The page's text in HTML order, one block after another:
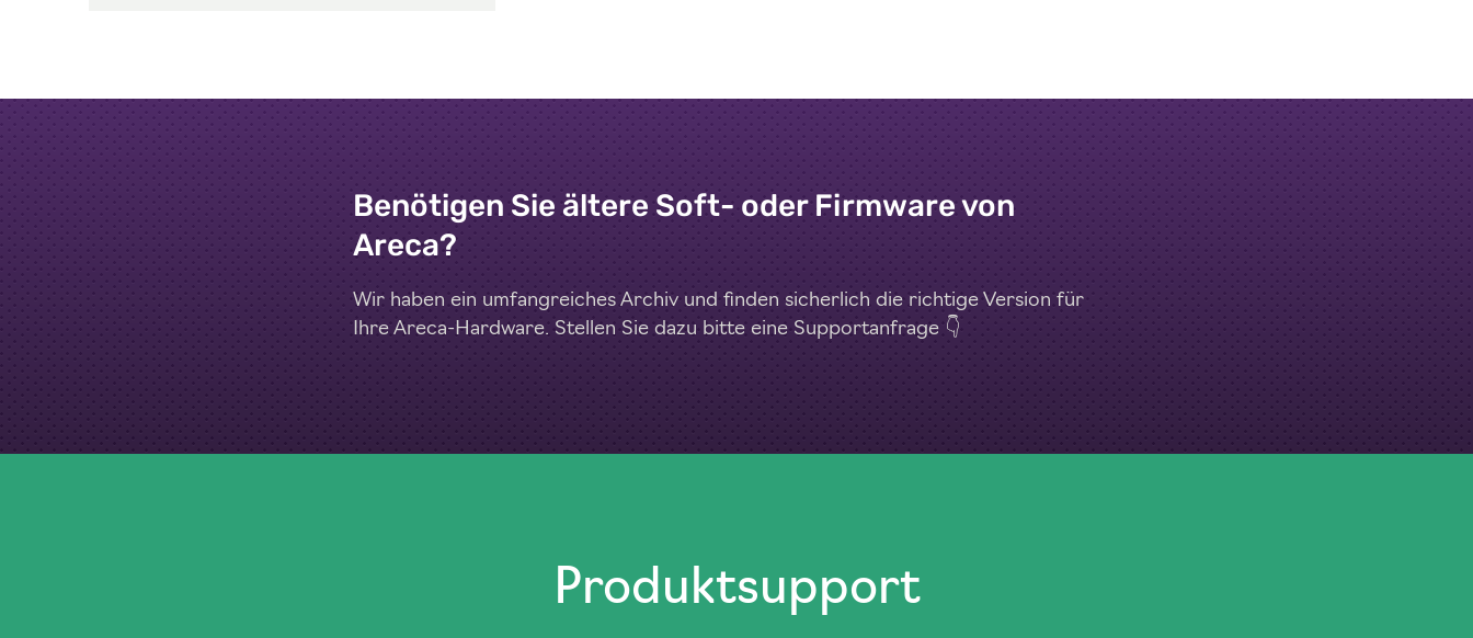
Benötigen Sie ältere Soft- oder Firmware von
Areca?
Wir haben ein umfangreiches Archiv und finden sicherlich die richtige Version für
Ihre Areca-Hardware. Stellen Sie dazu bitte eine Supportanfrage 👇
Produktsupport